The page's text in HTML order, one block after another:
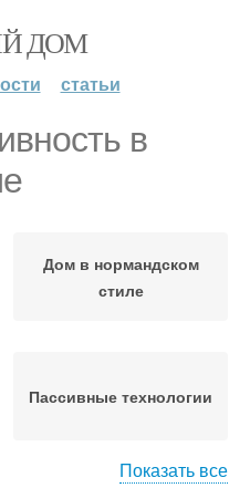
ДОМ
статьи
в
Дом в нормандском
стиле
Пассивные технологии
Показать все